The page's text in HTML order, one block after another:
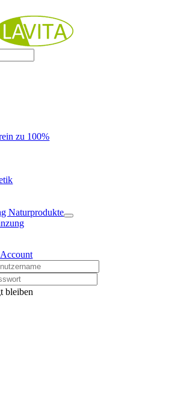
zu 100%
Naturprodukte
bleiben